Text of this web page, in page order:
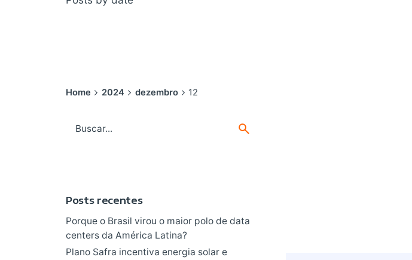
Home 2024 dezembro 12
Posts recentes
Porque o Brasil virou o maior polo de data
centers da América Latina?
Plano Safra incentiva energia solar e